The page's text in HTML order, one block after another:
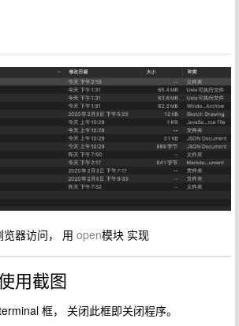
器访问， 用 open模块 实现
用截图
框， 关闭此框即关闭程序。